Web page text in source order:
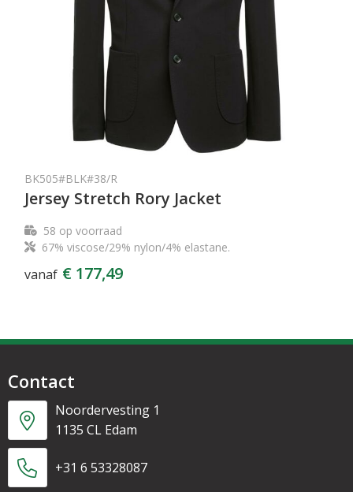
BK505#BLK#38/R
Jersey Stretch Rory Jacket
58 op voorraad
67% viscose/29% nylon/4% elastane.
vanaf € 177,49
Contact
Noordervesting 1
1135 CL Edam
+31 6 53328087